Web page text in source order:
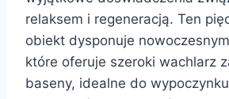
relaksem i regeneracją. Ten
obiekt dysponuje
które oferuje szeroki wachlarz
baseny, idealne do